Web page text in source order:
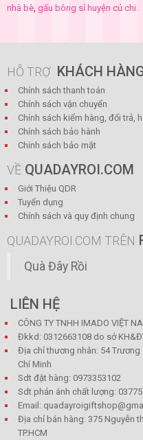
nhà bè gấu bông sỉ huyện củ chi.
HỖ TRỢ KHÁCH
Chính sách thanh toán
Chính sách vận chuyển
Chính sách kiểm hàng, đổi trả,
Chính sách bảo hành
Chính sách bảo mật
VỀ QUADAYROI.COM
Giới Thiệu QDR
Tuyển dụng
Chính sách và quy định chung
QUADAYROI.COM TRÊN
Quà Đây Rồi
LIÊN HỆ
CÔNG TY TNHH IMADO VIỆT
Đkkd: 0312663108 do sở
Địa chỉ thương nhân: 54 Trương
Chí Minh
Sdt đặt hàng: 0973353102
Sdt phản ánh chất lượng:
Email:
Địa chỉ bán hàng: 375 Nguyễn
TP.HCM